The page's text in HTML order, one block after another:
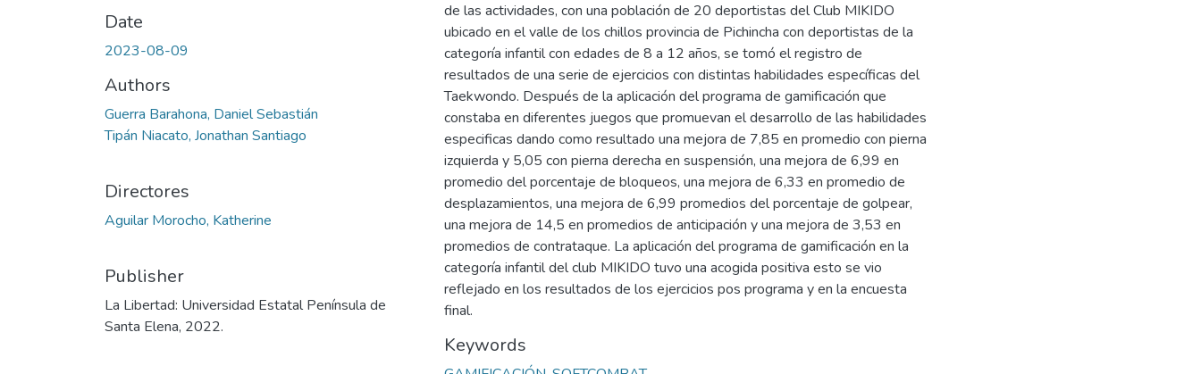
Date
2023-08-09
Authors
Guerra Barahona, Daniel Sebastián
Tipán Niacato, Jonathan Santiago
Directores
Aguilar Morocho, Katherine
Publisher
La Libertad: Universidad Estatal Península de
Santa Elena, 2022.
de las actividades, con una población de 20 deportistas del Club MIKIDO
ubicado en el valle de los chillos provincia de Pichincha con deportistas de la
categoría infantil con edades de 8 a 12 años, se tomó el registro de
resultados de una serie de ejercicios con distintas habilidades específicas del
Taekwondo. Después de la aplicación del programa de gamificación que
constaba en diferentes juegos que promuevan el desarrollo de las habilidades
especificas dando como resultado una mejora de 7,85 en promedio con pierna
izquierda y 5,05 con pierna derecha en suspensión, una mejora de 6,99 en
promedio del porcentaje de bloqueos, una mejora de 6,33 en promedio de
desplazamientos, una mejora de 6,99 promedios del porcentaje de golpear,
una mejora de 14,5 en promedios de anticipación y una mejora de 3,53 en
promedios de contrataque. La aplicación del programa de gamificación en la
categoría infantil del club MIKIDO tuvo una acogida positiva esto se vio
reflejado en los resultados de los ejercicios pos programa y en la encuesta
final.
Keywords